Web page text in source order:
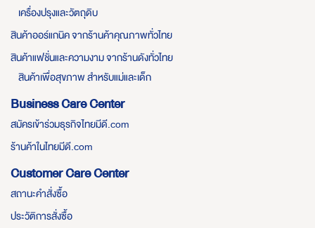
เครื่องปรุงและวัตถุดิบ
สินค้าออร์แกนิค จากร้านค้าคุณภาพทั่วไทย
สินค้าแฟชั่นและความงาม จากร้านดังทั่วไทย
สินค้าเพื่อสุขภาพ สำหรับแม่และเด็ก
Business Care Center
สมัครเข้าร่วมธุรกิจไทยมีดี.com
ร้านค้าในไทยมีดี.com
Customer Care Center
สถานะคำสั่งซื้อ
ประวัติการสั่งซื้อ